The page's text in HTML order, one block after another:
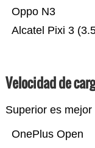
Alcatel Pixi 3
Oppo N3
Velocidad de
Superior es mejor
OnePlus Open